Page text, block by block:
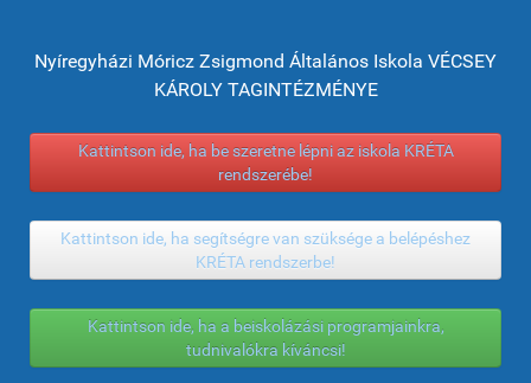
Nyíregyházi Móricz Zsigmond Általános Iskola VÉCSEY
KÁROLY TAGINTÉZMÉNYE
Kattintson ide, ha be szeretne lépni az iskola KRÉTA
rendszerébe!
Kattintson ide, ha segítségre van szüksége a belépéshez
KRÉTA rendszerbe!
Kattintson ide, ha a beiskolázási programjainkra,
tudnivalókra kíváncsi!